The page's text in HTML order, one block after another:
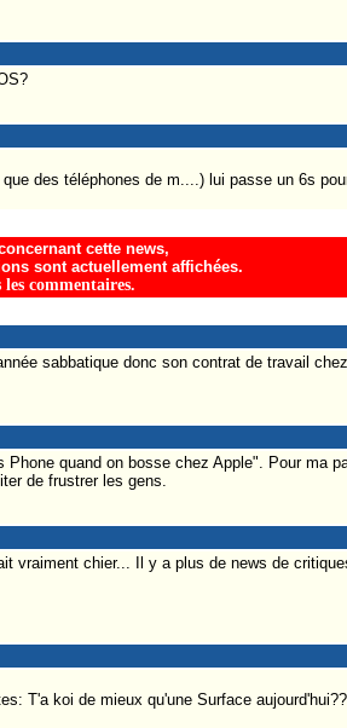
des téléphones de m....) lui passe un 6s
cette news,
sont actuellement affichées.
commentaires.
sabbatique donc son contrat de travail
quand on bosse chez Apple". Pour ma
de frustrer les gens.
vraiment chier... Il y a plus de news de
T'a koi de mieux qu'une Surface